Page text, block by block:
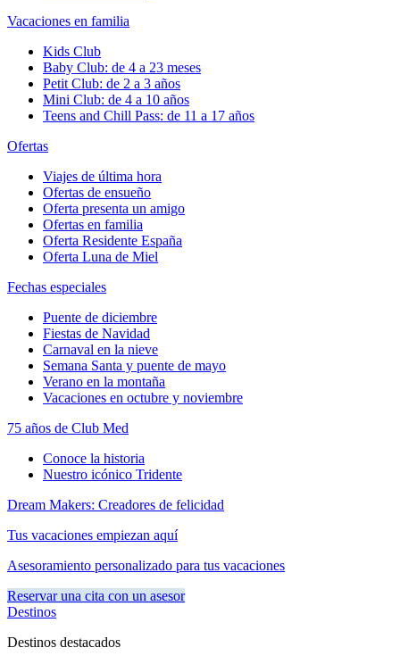
Vacaciones en familia
Kids Club
Baby Club: de 4 a 23 meses
Petit Club: de 2 a 3 años
Mini Club: de 4 a 10 años
Teens and Chill Pass: de 11 a 17 años
Ofertas
Viajes de última hora
Ofertas de ensueño
Oferta presenta un amigo
Ofertas en familia
Oferta Residente España
Oferta Luna de Miel
Fechas especiales
Puente de diciembre
Fiestas de Navidad
Carnaval en la nieve
Semana Santa y puente de mayo
Verano en la montaña
Vacaciones en octubre y noviembre
75 años de Club Med
Conoce la historia
Nuestro icónico Tridente
Dream Makers: Creadores de felicidad
Tus vacaciones empiezan aquí
Asesoramiento personalizado para tus vacaciones
Reservar una cita con un asesor
Destinos
Destinos destacados